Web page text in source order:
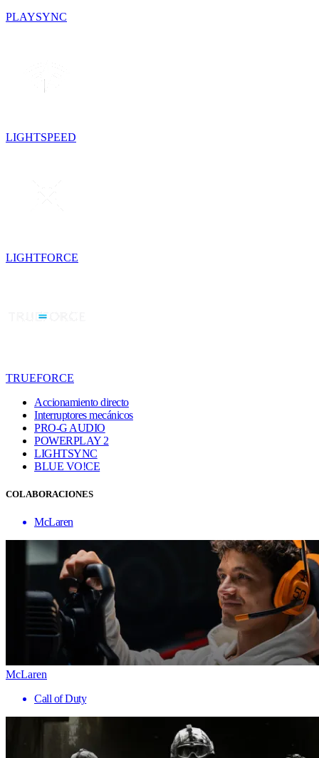
PLAYSYNC
LIGHTSPEED
LIGHTFORCE
TRUEFORCE
Accionamiento directo
Interruptores mecánicos
PRO-G AUDIO
POWERPLAY 2
LIGHTSYNC
BLUE VO!CE
COLABORACIONES
McLaren
McLaren
Call of Duty